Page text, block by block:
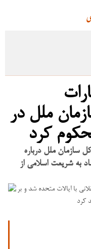
ملل در
کرد
سازمان ملل درباره
به شریعت اسلامی از